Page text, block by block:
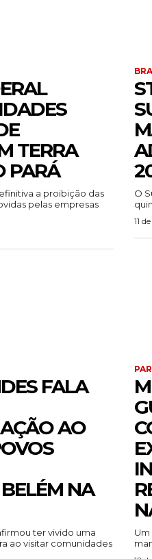
TERRA
PARÁ
a proibição das
pelas empresas
O
11
FALA
AO
NA
ter vivido uma
ao visitar comunidades
Um